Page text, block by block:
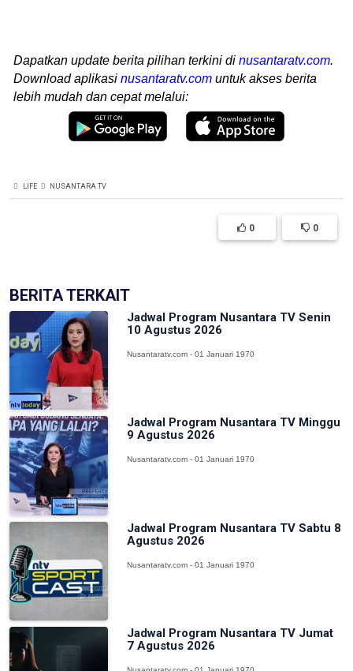
Dapatkan update berita pilihan terkini di nusantaratv.com.
Download aplikasi nusantaratv.com untuk akses berita
lebih mudah dan cepat melalui:
LIFE NUSANTARA TV
0 0
BERITA TERKAIT
Jadwal Program Nusantara TV Senin
10 Agustus 2026
Nusantaratv.com - 01 Januari 1970
Jadwal Program Nusantara TV Minggu
9 Agustus 2026
Nusantaratv.com - 01 Januari 1970
Jadwal Program Nusantara TV Sabtu 8
Agustus 2026
Nusantaratv.com - 01 Januari 1970
Jadwal Program Nusantara TV Jumat
7 Agustus 2026